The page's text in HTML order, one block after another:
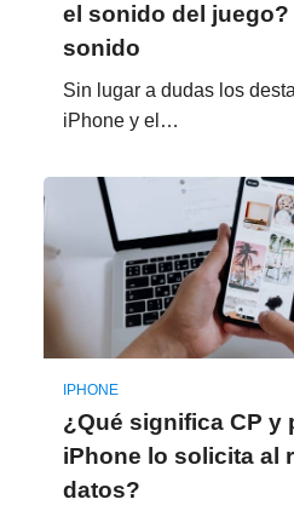
el sonido del juego?
sonido
Sin lugar a dudas los
iPhone y el…
IPHONE
¿Qué significa CP y
iPhone lo solicita al
datos?